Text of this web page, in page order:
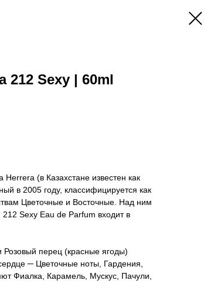
Sexy | 60ml
(в Казахстане известен как
в 2005 году, классифицируется как
Цветочные и Восточные. Над ним
Sexy Eau de Parfum входит в
перец (красные ягоды)
─ Цветочные ноты, Гардения,
Фиалка, Карамель, Мускус, Пачули,